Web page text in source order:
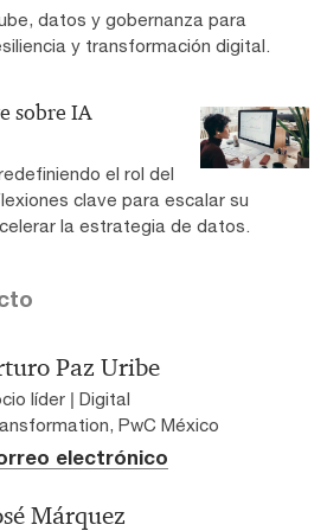
datos y gobernanza para
y transformación digital.
sobre IA
el rol del
clave para escalar su
la estrategia de datos.
Paz Uribe
líder | Digital
PwC México
electrónico
Márquez